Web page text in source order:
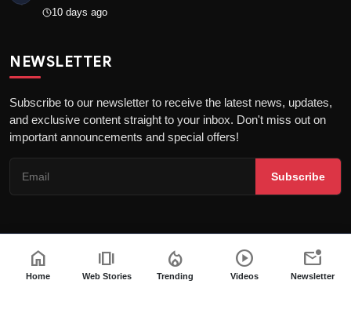
10 days ago
NEWSLETTER
Subscribe to our newsletter to receive the latest news, updates,
and exclusive content straight to your inbox. Don't miss out on
important announcements and special offers!
Subscribe
Copyright © 2026 the khatak - All Rights Reserved
About usPrivacy Policy DMCA Policy
Terms & Conditions
home
Home
amp_stories
Web Stories
local_fire_department
Trending
play_circle
Videos
mark_email_unread
Newsletter